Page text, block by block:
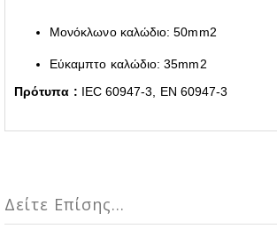
Μονόκλωνο καλώδιο: 50mm2
Εύκαμπτο καλώδιο: 35mm2
Πρότυπα : IEC 60947-3, EN 60947-3
Δείτε Επίσης...